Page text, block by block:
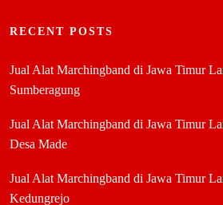
RECENT POSTS
Jual Alat Marchingband di Jawa Timur
Sumberagung
Jual Alat Marchingband di Jawa Timur
Desa Made
Jual Alat Marchingband di Jawa Timur
Kedungrejo